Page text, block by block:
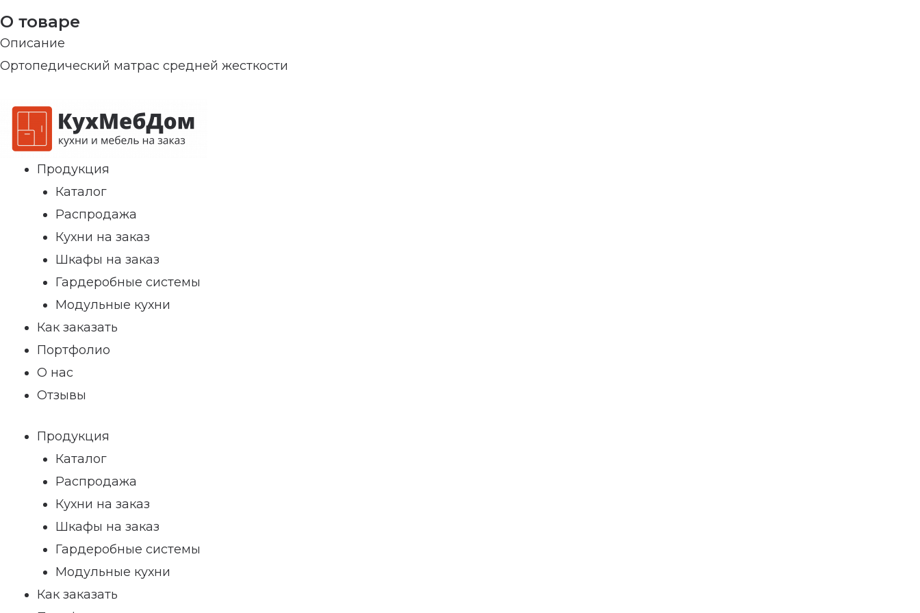
О товаре
Описание
Ортопедический матрас средней жесткости
Продукция
Каталог
Распродажа
Кухни на заказ
Шкафы на заказ
Гардеробные системы
Модульные кухни
Как заказать
Портфолио
О нас
Отзывы
Продукция
Каталог
Распродажа
Кухни на заказ
Шкафы на заказ
Гардеробные системы
Модульные кухни
Как заказать